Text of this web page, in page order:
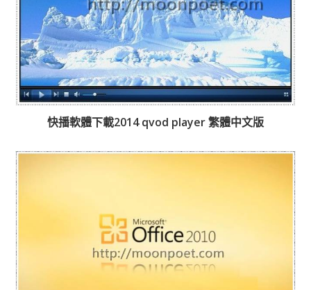
快播軟體下載2014 qvod player 繁體中文版